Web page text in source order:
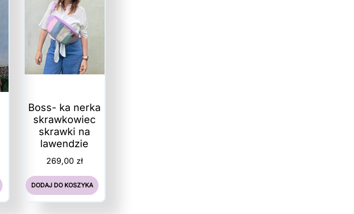
Boss- ka nerka
skrawkowiec
skrawki na
lawendzie
269,00 zł
DODAJ DO KOSZYKA